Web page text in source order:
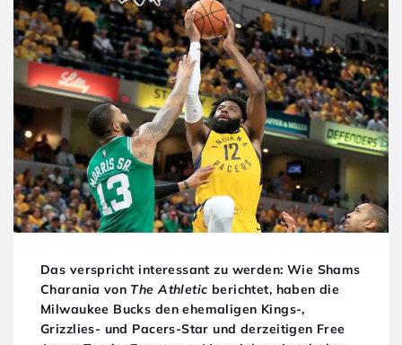
Das verspricht interessant zu werden: Wie Shams
Charania von The Athletic berichtet, haben die
Milwaukee Bucks den ehemaligen Kings-,
Grizzlies- und Pacers-Star und derzeitigen Free